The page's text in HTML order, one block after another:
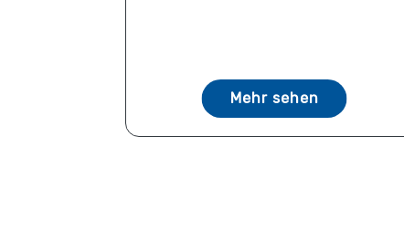
Mehr sehen